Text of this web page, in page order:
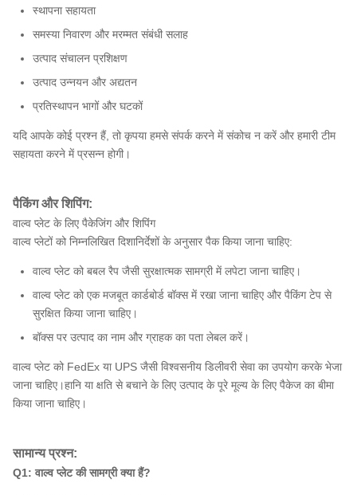
स्थापना सहायता
समस्या निवारण और मरम्मत संबंधी सलाह
उत्पाद संचालन प्रशिक्षण
उत्पाद उन्नयन और अद्यतन
प्रतिस्थापन भागों और घटकों
यदि आपके कोई प्रश्न हैं, तो कृपया हमसे संपर्क करने में संकोच न करें और हमारी टीम
सहायता करने में प्रसन्न होगी।
पैकिंग और शिपिंग:
वाल्व प्लेट के लिए पैकेजिंग और शिपिंग
वाल्व प्लेटों को निम्नलिखित दिशानिर्देशों के अनुसार पैक किया जाना चाहिए:
वाल्व प्लेट को बबल रैप जैसी सुरक्षात्मक सामग्री में लपेटा जाना चाहिए।
वाल्व प्लेट को एक मजबूत कार्डबोर्ड बॉक्स में रखा जाना चाहिए और पैकिंग टेप से
सुरक्षित किया जाना चाहिए।
बॉक्स पर उत्पाद का नाम और ग्राहक का पता लेबल करें।
वाल्व प्लेट को FedEx या UPS जैसी विश्वसनीय डिलीवरी सेवा का उपयोग करके भेजा
जाना चाहिए।हानि या क्षति से बचाने के लिए उत्पाद के पूरे मूल्य के लिए पैकेज का बीमा
किया जाना चाहिए।
सामान्य प्रश्न:
Q1: वाल्व प्लेट की सामग्री क्या हैं?